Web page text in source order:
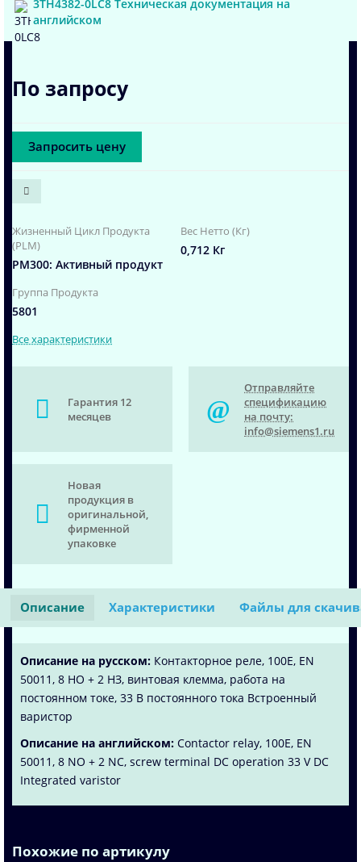
3TH4382-0LC8 Техническая документация на
английском
По запросу
Запросить цену
Жизненный Цикл Продукта
(PLM)
PM300: Активный продукт
Вес Нетто (Кг)
0,712 Кг
Группа Продукта
5801
Все характеристики
Гарантия 12
месяцев
Отправляйте
спецификацию
на почту:
info@siemens1.ru
Новая
продукция в
оригинальной,
фирменной
упаковке
Описание Характеристики Файлы для
Описание на русском: Контакторное реле, 100E, EN
50011, 8 НО + 2 НЗ, винтовая клемма, работа на
постоянном токе, 33 В постоянного тока Встроенный
варистор
Описание на английском: Contactor relay, 100E, EN
50011, 8 NO + 2 NC, screw terminal DC operation 33 V DC
Integrated varistor
Похожие по артикулу